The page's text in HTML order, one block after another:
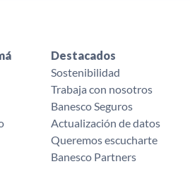
Destacados
Sostenibilidad
Trabaja con nosotros
Banesco Seguros
Actualización de datos
Queremos escucharte ‌
Banesco Partners